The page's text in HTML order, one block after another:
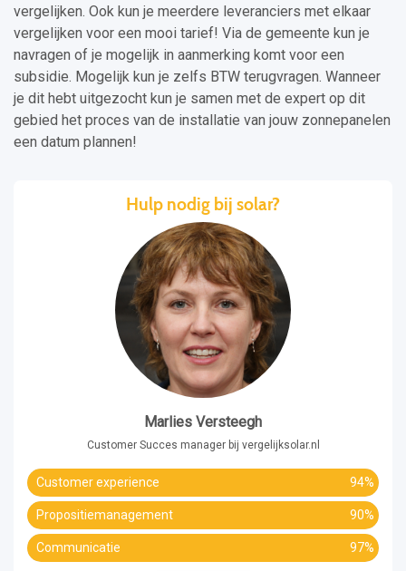
vergelijken. Ook kun je meerdere leveranciers met elkaar
vergelijken voor een mooi tarief! Via de gemeente kun je
navragen of je mogelijk in aanmerking komt voor een
subsidie. Mogelijk kun je zelfs BTW terugvragen. Wanneer
je dit hebt uitgezocht kun je samen met de expert op dit
gebied het proces van de installatie van jouw zonnepanelen
een datum plannen!
Hulp nodig bij solar?
Marlies Versteegh
Customer Succes manager bij vergelijksolar.nl
Customer experience 94%
Propositiemanagement 90%
Communicatie 97%